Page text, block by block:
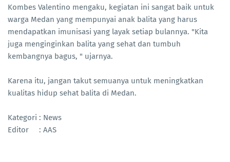
Kombes Valentino mengaku, kegiatan ini sangat baik untuk
warga Medan yang mempunyai anak balita yang harus
mendapatkan imunisasi yang layak setiap bulannya. "Kita
juga menginginkan balita yang sehat dan tumbuh
kembangnya bagus, " ujarnya.
Karena itu, jangan takut semuanya untuk meningkatkan
kualitas hidup sehat balita di Medan.
Kategori : News
Editor : AAS